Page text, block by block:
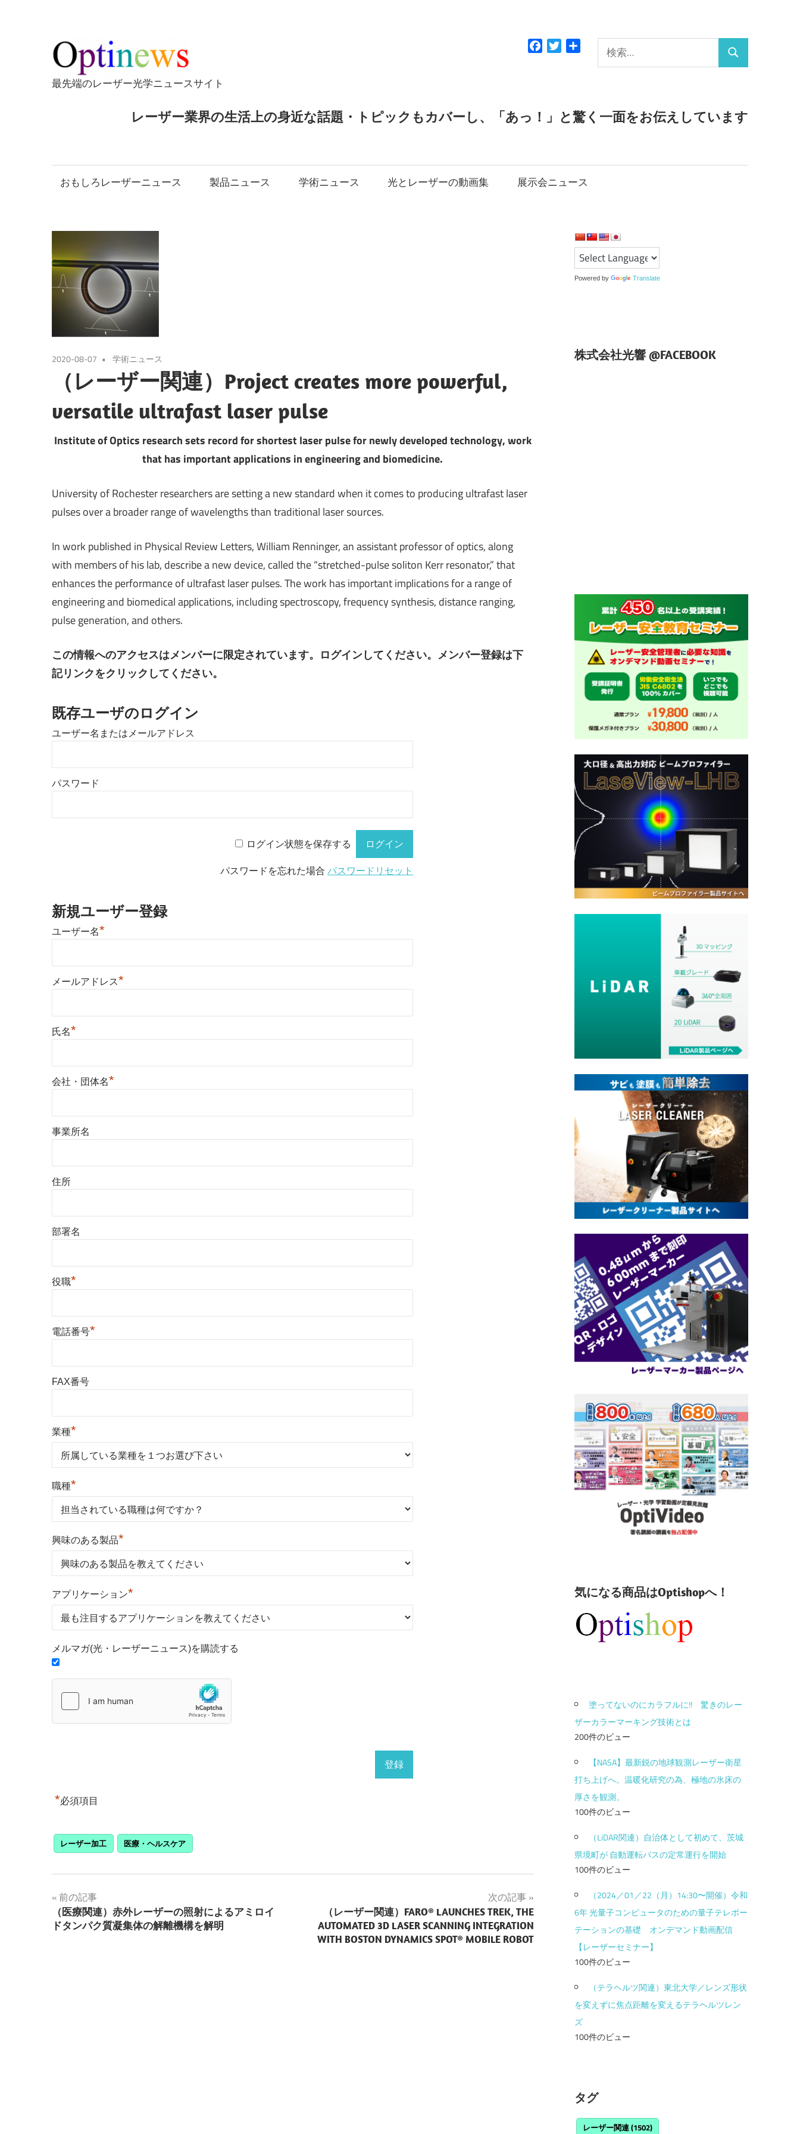
テ
ン
ツ
プ
最先端のレーザー光学ニュースサイト
索:
検
Facebook
Twitter
レーザー業界の生活上の身近な話題・トピックもカバーし、「あっ！」と驚く一面をお伝えしています
おもしろレーザーニュース 製品ニュース 学術ニュース 光とレーザーの動画集 展示会ニュース
2020-08-07 学術ニュース
（レーザー関連）Project creates more powerful,
versatile ultrafast laser pulse
Institute of Optics research sets record for shortest laser pulse for newly developed technology, work
that has important applications in engineering and biomedicine.
University of Rochester researchers are setting a new standard when it comes to producing ultrafast laser
pulses over a broader range of wavelengths than traditional laser sources.
In work published in Physical Review Letters, William Renninger, an assistant professor of optics, along
with members of his lab, describe a new device, called the “stretched-pulse soliton Kerr resonator,” that
enhances the performance of ultrafast laser pulses. The work has important implications for a range of
engineering and biomedical applications, including spectroscopy, frequency synthesis, distance ranging,
pulse generation, and others.
この情報へのアクセスはメンバーに限定されています。ログインしてください。メンバー登録は下
記リンクをクリックしてください。
既存ユーザのログイン
ユーザー名またはメールアドレス
パスワード
ログイン状態を保存する
パスワードを忘れた場合パスワードリセット
新規ユーザー登録
ユーザー名*
メールアドレス*
氏名*
会社・団体名*
事業所名
住所
部署名
役職*
電話番号*
FAX番号
業種*
職種*
興味のある製品*
アプリケーション*
メルマガ(光・レーザーニュース)を購読する
*必須項目
レーザー加工 医療・ヘルスケア
投
稿
前の記事
（医療関連）赤外レーザーの照射によるアミロイ
ドタンパク質凝集体の解離機構を解明
次の記事
（レーザー関連）FARO® LAUNCHES TREK, THE
AUTOMATED 3D LASER SCANNING INTEGRATION
WITH BOSTON DYNAMICS SPOT® MOBILE ROBOT
Powered by Translate
株式会社光響 @FACEBOOK
気になる商品はOptishopへ！
塗ってないのにカラフルに!! 驚きのレー
ザーカラーマーキング技術とは
200件のビュー
【NASA】最新鋭の地球観測レーザー衛星
打ち上げへ。温暖化研究の為、極地の氷床の
厚さを観測。
100件のビュー
（LiDAR関連）自治体として初めて、茨城
県境町が 自動運転バスの定常運行を開始
100件のビュー
（2024／01／22（月）14:30〜開催）令和
6年 光量子コンピュータのための量子テレポー
テーションの基礎 オンデマンド動画配信
【レーザーセミナー】
100件のビュー
（テラヘルツ関連）東北大学／レンズ形状
を変えずに焦点距離を変えるテラヘルツレン
ズ
100件のビュー
タグ
レーザー関連(1502)